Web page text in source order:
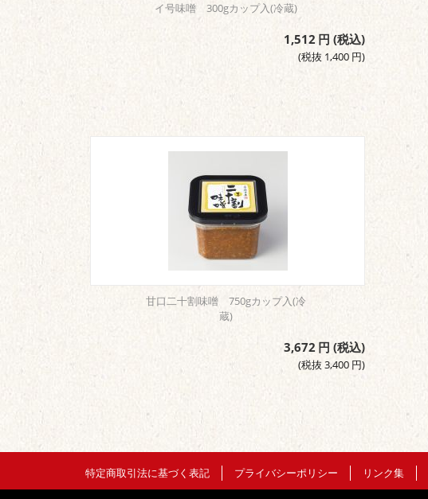
イ号味噌 300gカップ入(冷蔵)
1,512 円 (税込)
(税抜 1,400 円)
甘口二十割味噌 750gカップ入(冷
蔵)
3,672 円 (税込)
(税抜 3,400 円)
特定商取引法に基づく表記 プライバシーポリシー リンク集